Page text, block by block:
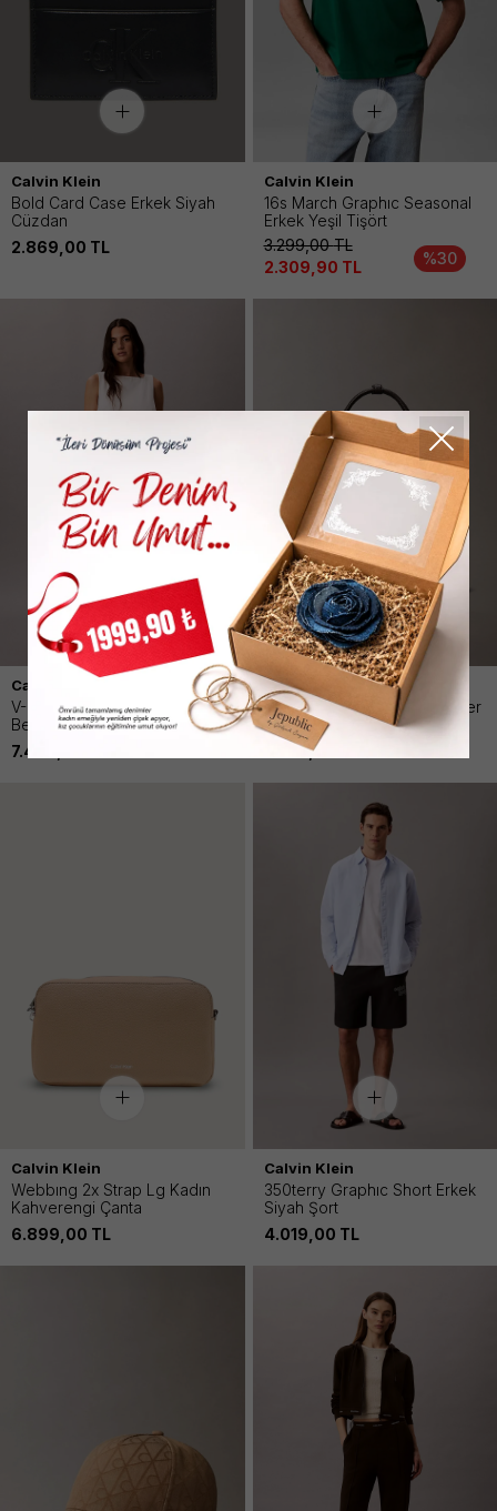
Calvin Klein
Bold Card Case Erkek Siyah
Cüzdan
2.869,00 TL
Calvin Klein
16s March Graphıc Seasonal
Erkek Yeşil Tişört
3.299,00TL
2.309,90 TL %30
Calvin Klein
V- Denım Shıft Dress Kadın
Beyaz Elbise
7.469,00
Calvin Klein
Emblem Trıo Pebble Shoulder
Kadın Kahverengi Çanta
8.619,00
Calvin Klein
Webbıng 2x Strap Lg Kadın
Kahverengi Çanta
6.899,00 TL
Calvin Klein
350terry Graphıc Short Erkek
Siyah Şort
4.019,00 TL